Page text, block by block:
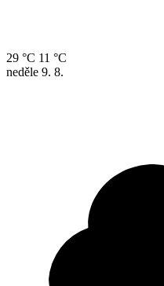
29 °C 11 °C
neděle 9. 8.